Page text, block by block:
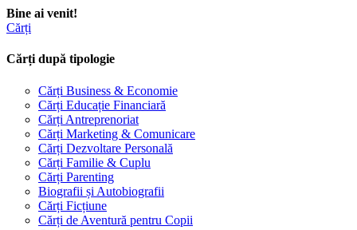
Bine ai venit!
Cărți
Cărți după tipologie
Cărți Business & Economie
Cărți Educație Financiară
Cărți Antreprenoriat
Cărți Marketing & Comunicare
Cărți Dezvoltare Personală
Cărți Familie & Cuplu
Cărți Parenting
Biografii și Autobiografii
Cărți Ficțiune
Cărți de Aventură pentru Copii